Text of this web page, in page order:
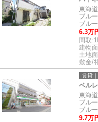
東海
ブル
ブル
6.3万
間取:
建物
土地
敷金/
賃貸
ベル
東海
ブル
ブル
9.7万